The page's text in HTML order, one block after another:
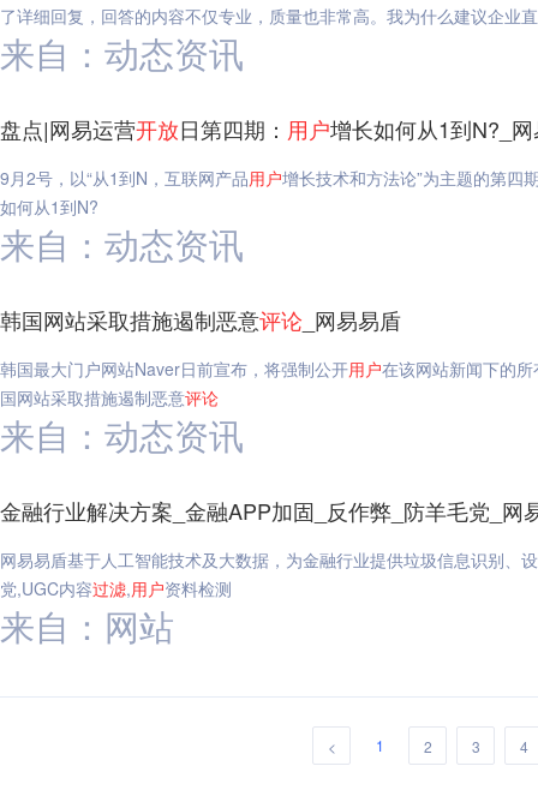
了详细回复，回答的内容不仅专业，质量也非常高。我为什么建议企业
来自：动态资讯
盘点|网易运营开放日第四期： 用户增长如何从1到N?_
9月2号，以“从1到N，互联网产品用户增长技术和方法论”为主题的第四
如何从1到N?
来自：动态资讯
韩国网站采取措施遏制恶意评论 _网易易盾
韩国最大门户网站Naver日前宣布，将强制公开用户在该网站新闻下的所
国网站采取措施遏制恶意评论
来自：动态资讯
金融行业解决方案_金融APP加固_反作弊_防羊毛党_网
网易易盾基于人工智能技术及大数据，为金融行业提供垃圾信息识别、
党,UGC内容过滤,用户资料检测
来自：网站
< 1 2 3 4